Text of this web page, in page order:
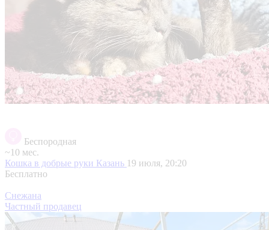
Беспородная
~10 мес.
Кошка в добрые руки Казань 19 июля, 20:20
Бесплатно
Снежана
Частный продавец